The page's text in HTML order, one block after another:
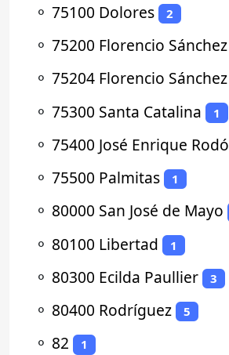
⚬ 75100 Dolores 2
⚬ 75200 Florencio Sánchez
⚬ 75204 Florencio Sánchez
⚬ 75300 Santa Catalina 1
⚬ 75400 José Enrique Rodó
⚬ 75500 Palmitas 1
⚬ 80000 San José de Mayo
⚬ 80100 Libertad 1
⚬ 80300 Ecilda Paullier 3
⚬ 80400 Rodríguez 5
⚬ 82 1